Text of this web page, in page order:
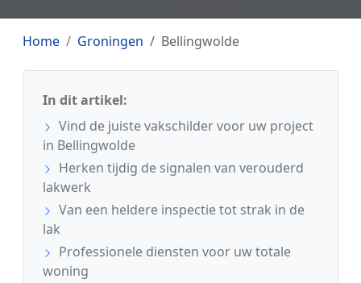
Home Groningen Bellingwolde
In dit artikel:
Vind de juiste vakschilder voor uw project
in Bellingwolde
Herken tijdig de signalen van verouderd
lakwerk
Van een heldere inspectie tot strak in de
lak
Professionele diensten voor uw totale
woning